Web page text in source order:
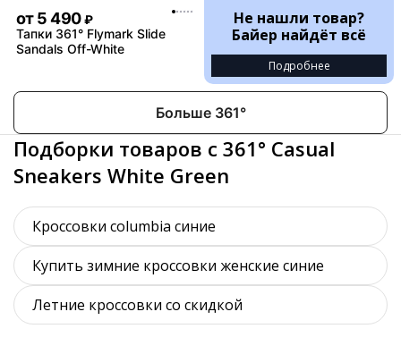
от5 490 ₽
Тапки 361° Flymark Slide
Sandals Off-White
Не нашли товар?
Байер найдёт всё
Подробнее
Больше 361°
Подборки товаров с 361° Casual
Sneakers White Green
Кроссовки columbia синие
Купить зимние кроссовки женские синие
Летние кроссовки со скидкой